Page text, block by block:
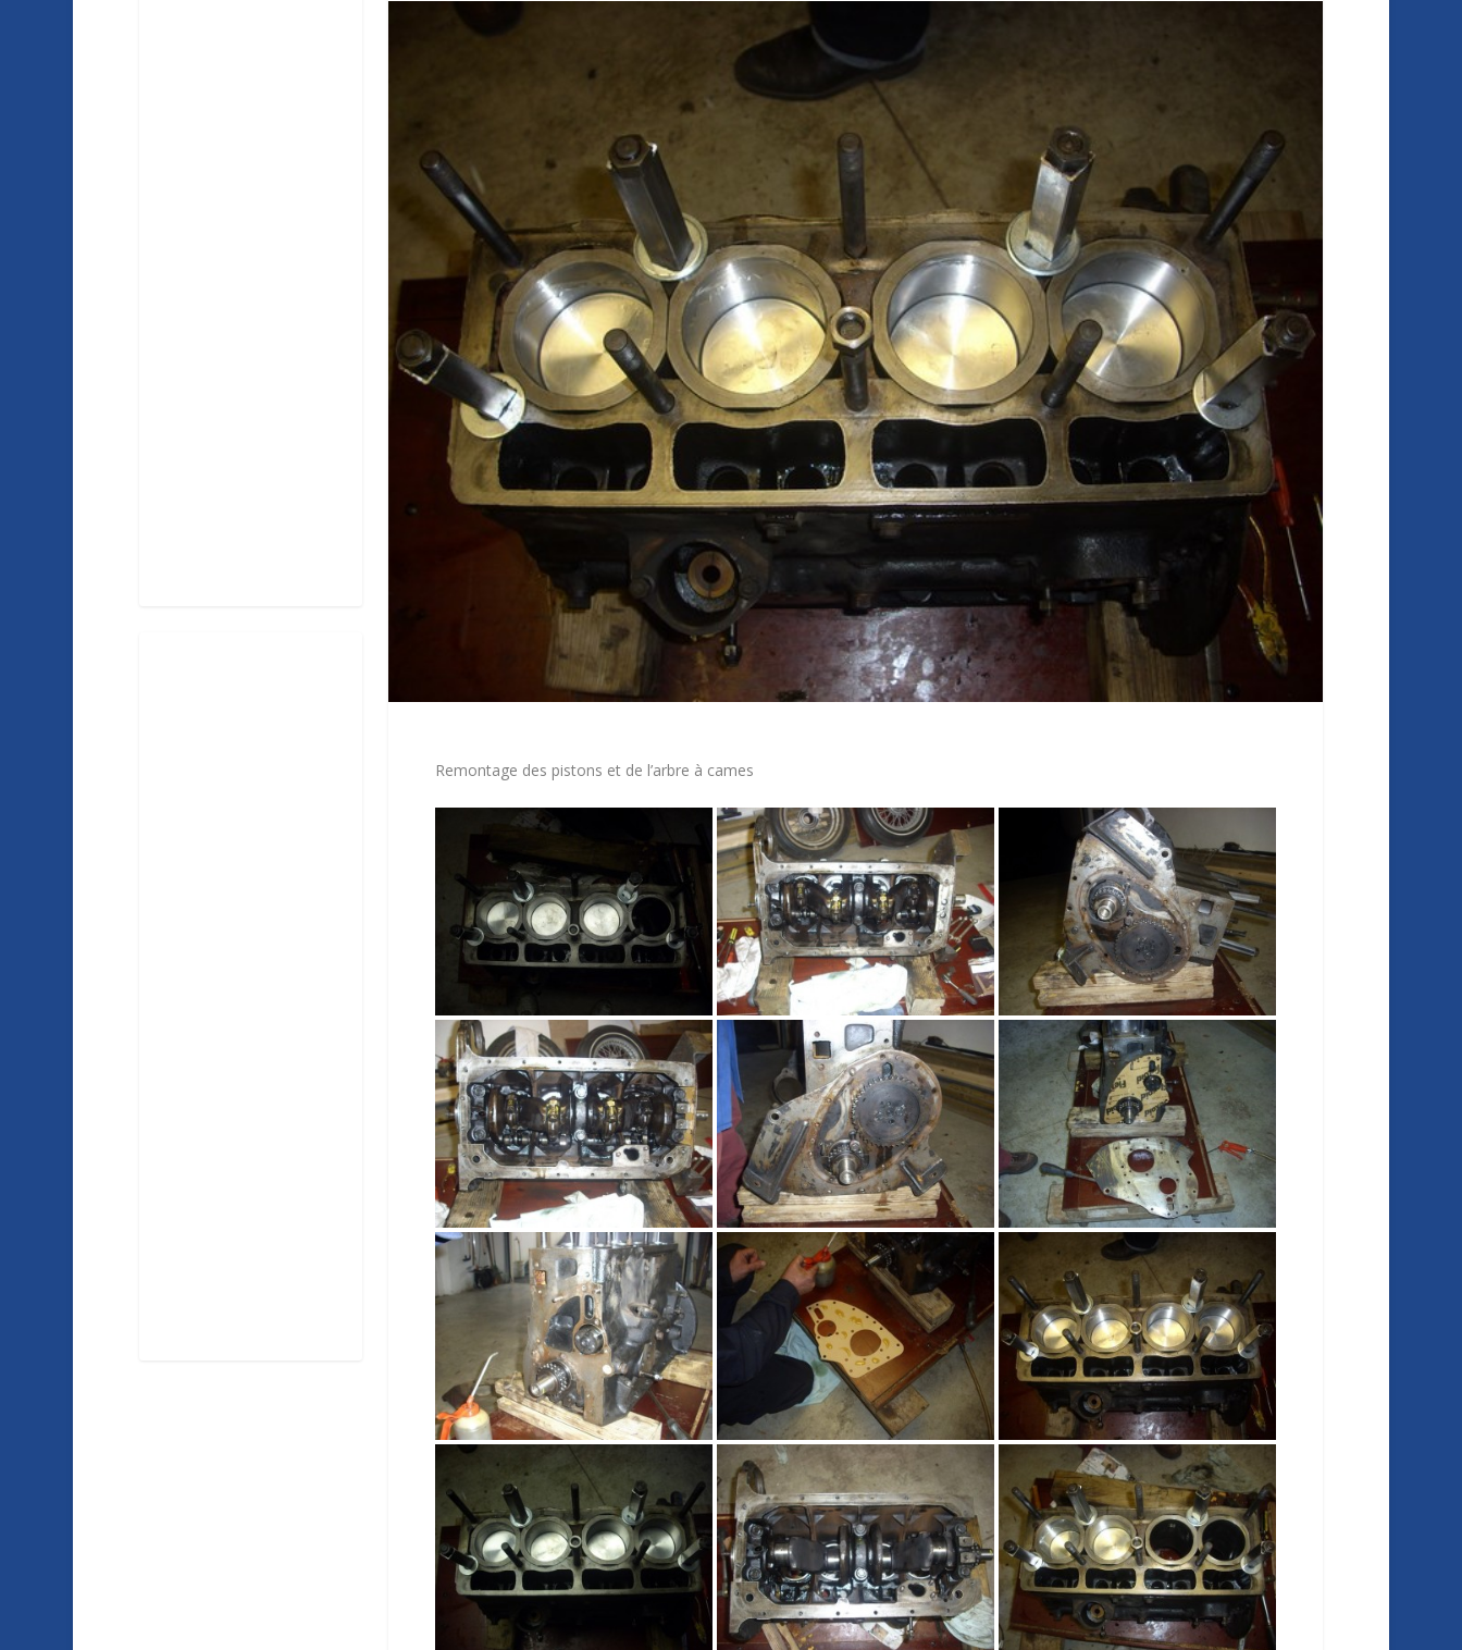
Remontage des pistons et de l’arbre à cames